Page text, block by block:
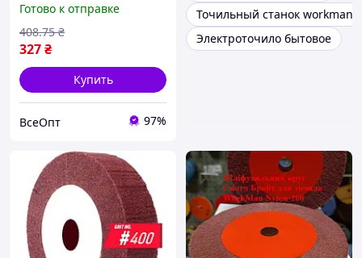
P400 00000054500, 32;150,
шлифовальные круги
Готово к отправке
327₴
408.75 ₴
Купить
ВсеОпт 97%
Точильный станок workman
Электроточило бытовое